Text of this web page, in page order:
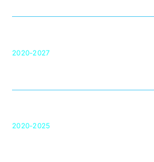
2020-2027
2020-2025